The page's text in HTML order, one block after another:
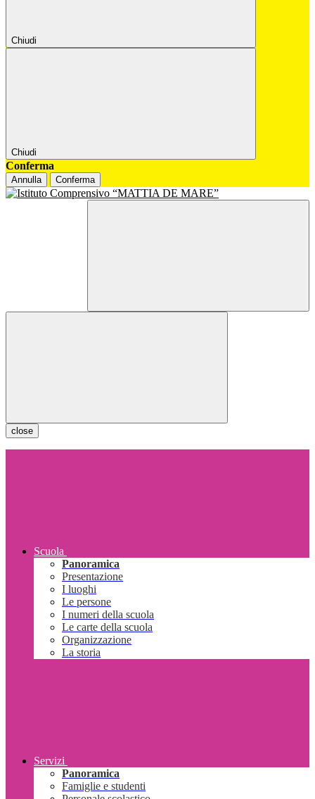
Chiudi
Chiudi
Conferma
Annulla Conferma
close
Scuola
Panoramica
Presentazione
I luoghi
Le persone
I numeri della scuola
Le carte della scuola
Organizzazione
La storia
Servizi
Panoramica
Famiglie e studenti